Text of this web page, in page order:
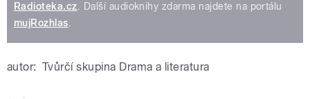
Radioteka.cz. Další audioknihy zdarma najdete na portálu
mujRozhlas.
autor: Tvůrčí skupina Drama a literatura